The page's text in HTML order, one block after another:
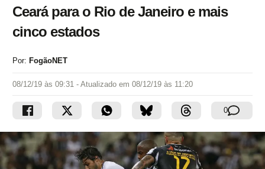
Ceará para o Rio de Janeiro e mais
cinco estados
Por: FogãoNET
08/12/19 às 09:31 - Atualizado em 08/12/19 às 11:20
0